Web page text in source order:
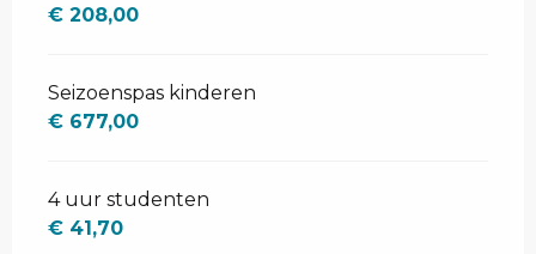
€ 208,00
Seizoenspas kinderen
€ 677,00
4 uur studenten
€ 41,70